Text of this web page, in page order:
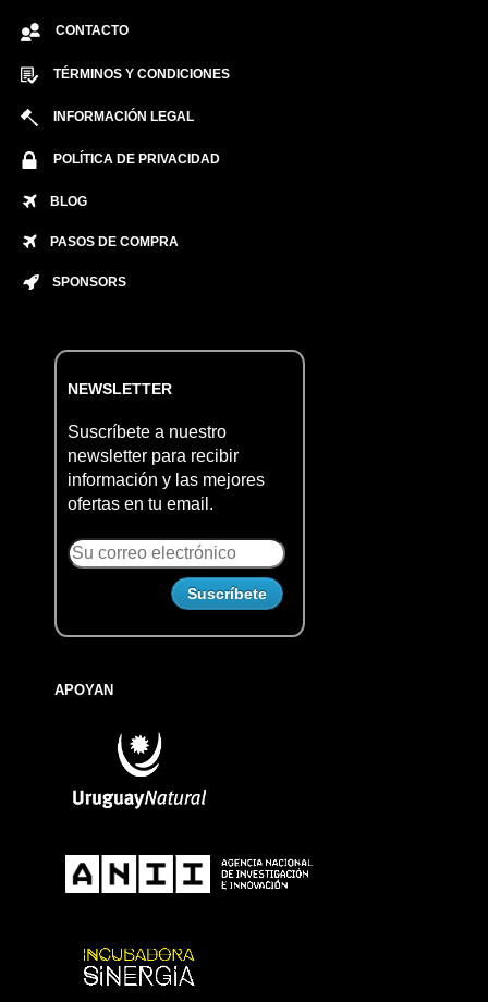
CONTACTO
TÉRMINOS Y CONDICIONES
INFORMACIÓN LEGAL
POLÍTICA DE PRIVACIDAD
BLOG
PASOS DE COMPRA
SPONSORS
NEWSLETTER
Suscríbete a nuestro
newsletter para recibir
información y las mejores
ofertas en tu email.
APOYAN